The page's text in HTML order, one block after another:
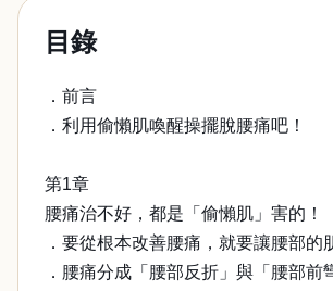
目錄
．前言
．利用偷懶肌喚醒操擺脫腰痛吧！
第1章
腰痛治不好，都是「偷懶肌」害的！
．要從根本改善腰痛，就要讓腰部的
．腰痛分成「腰部反折」與「腰部前